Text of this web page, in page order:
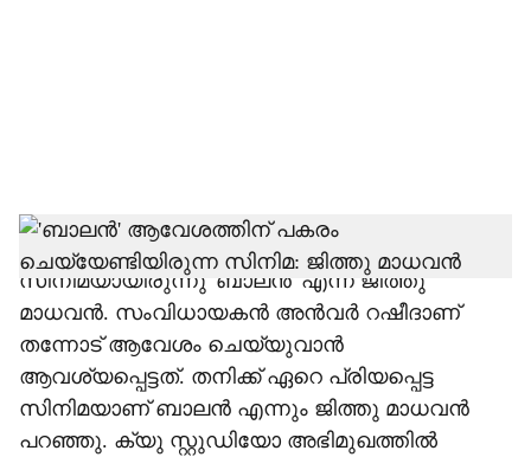
h
a
r
e
രോമാഞ്ചത്തിന് ശേഷം താൻ ചെയ്യാനിരുന്ന
സിനിമയായിരുന്നു 'ബാലൻ' എന്ന് ജിത്തു
മാധവൻ. സംവിധായകൻ അൻവർ റഷീദാണ്
തന്നോട് ആവേശം ചെയ്യുവാൻ
ആവശ്യപ്പെട്ടത്. തനിക്ക് ഏറെ പ്രിയപ്പെട്ട
സിനിമയാണ് ബാലൻ എന്നും ജിത്തു മാധവൻ
പറഞ്ഞു. ക്യു സ്റ്റുഡിയോ അഭിമുഖത്തിൽ